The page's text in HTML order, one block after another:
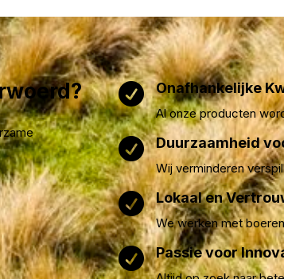
 Onafhankelijke
Al onze producten
 Duurzaamheid
Wij verminderen
 Lokaal en
We werken met
 Passie voor